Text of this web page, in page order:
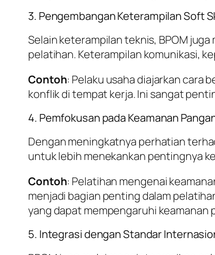
3. Pengembangan Keterampilan Soft
Selain keterampilan teknis, BPOM
pelatihan. Keterampilan komunikasi,
Contoh: Pelaku usaha diajarkan cara
konflik di tempat kerja. Ini sangat
4. Pemfokusan pada Keamanan
Dengan meningkatnya perhatian
untuk lebih menekankan pentingnya
Contoh: Pelatihan mengenai
menjadi bagian penting dalam
yang dapat mempengaruhi keamanan
5. Integrasi dengan Standar